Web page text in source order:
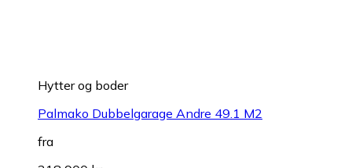
Hytter og boder
Palmako Dubbelgarage Andre 49.1 M2
fra